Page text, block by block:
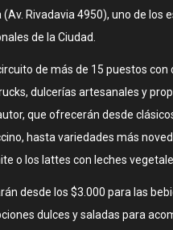
Rivadavia 4950), uno de los
de la Ciudad.
de más de 15 puestos con
dulcerías artesanales y
que ofrecerán desde
hasta variedades más
o los lattes con leches
desde los $3.000 para las
dulces y saladas para